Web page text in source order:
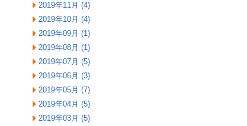
2019年11月 (4)
2019年10月 (4)
2019年09月 (1)
2019年08月 (1)
2019年07月 (5)
2019年06月 (3)
2019年05月 (7)
2019年04月 (5)
2019年03月 (5)